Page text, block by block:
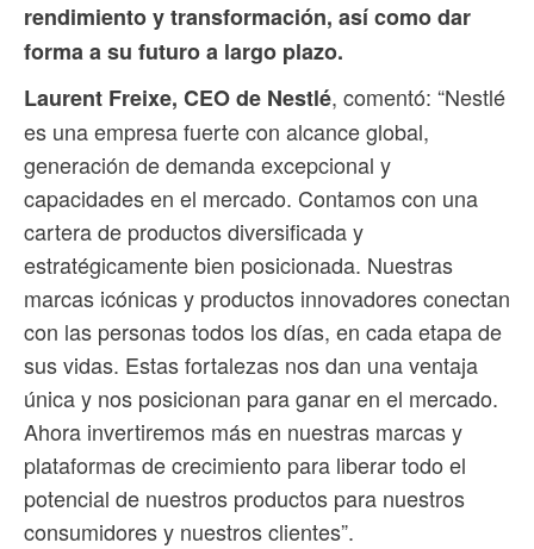
rendimiento y transformación, así como dar
forma a su futuro a largo plazo.
Laurent Freixe, CEO de Nestlé, comentó: “Nestlé
es una empresa fuerte con alcance global,
generación de demanda excepcional y
capacidades en el mercado. Contamos con una
cartera de productos diversificada y
estratégicamente bien posicionada. Nuestras
marcas icónicas y productos innovadores conectan
con las personas todos los días, en cada etapa de
sus vidas. Estas fortalezas nos dan una ventaja
única y nos posicionan para ganar en el mercado.
Ahora invertiremos más en nuestras marcas y
plataformas de crecimiento para liberar todo el
potencial de nuestros productos para nuestros
consumidores y nuestros clientes”.